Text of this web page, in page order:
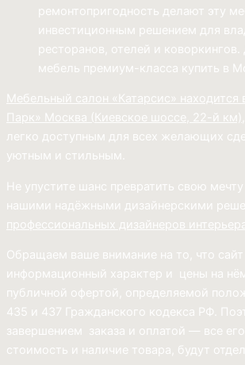
ремонтопригодность делают эту
инвестиционным решением для
ресторанов, отелей и коворкингов.
мебель премиум-класса купить в
Мебельный салон «Катарсис»
Парк» Москва ( Киевское шоссе, 22-й км)
легко доступным для всех желающих
уютным и стильным.
Не упустите шанс превратить свою
нашими надёжными дизайнерскими
профессиональных дизайнеров
Обращаем ваше внимание на то, что сайт
информационный характер и цены на
публичной офертой, определяемой
435 и 437 Гражданского кодекса РФ.
завершением заказа и оплатой — все
стоимость и наличие товара, будут